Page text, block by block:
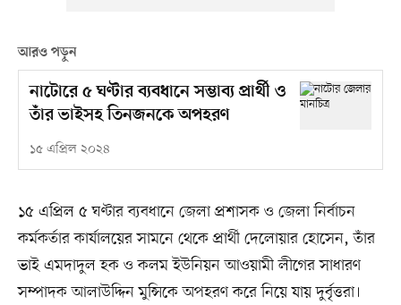
আরও পড়ুন
নাটোরে ৫ ঘণ্টার ব্যবধানে সম্ভাব্য প্রার্থী ও
তাঁর ভাইসহ তিনজনকে অপহরণ
১৫ এপ্রিল ২০২৪
১৫ এপ্রিল ৫ ঘণ্টার ব্যবধানে জেলা প্রশাসক ও জেলা নির্বাচন
কর্মকর্তার কার্যালয়ের সামনে থেকে প্রার্থী দেলোয়ার হোসেন, তাঁর
ভাই এমদাদুল হক ও কলম ইউনিয়ন আওয়ামী লীগের সাধারণ
সম্পাদক আলাউদ্দিন মুন্সিকে অপহরণ করে নিয়ে যায় দুর্বৃত্তরা।